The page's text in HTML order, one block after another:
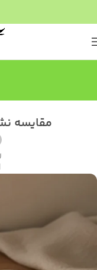
مقایسه